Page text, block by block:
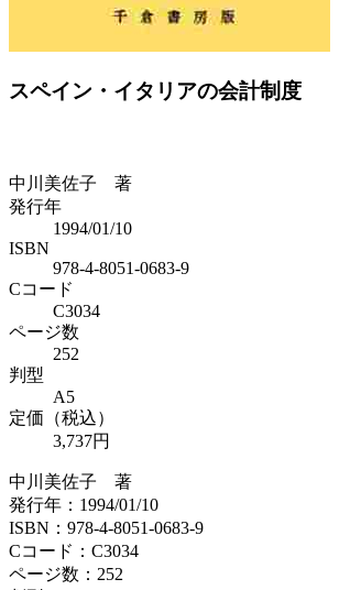
スペイン・イタリアの会計制度
中川美佐子 著
発行年
1994/01/10
ISBN
978-4-8051-0683-9
Cコード
C3034
ページ数
252
判型
A5
定価（税込）
3,737円
中川美佐子 著
発行年：1994/01/10
ISBN：978-4-8051-0683-9
Cコード：C3034
ページ数：252